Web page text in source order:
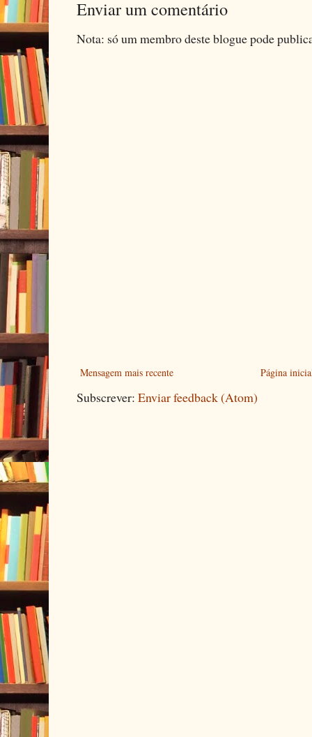
Enviar um comentário
Nota: só um membro deste blogue pode
Mensagem mais recente Página
Subscrever: Enviar feedback (Atom)